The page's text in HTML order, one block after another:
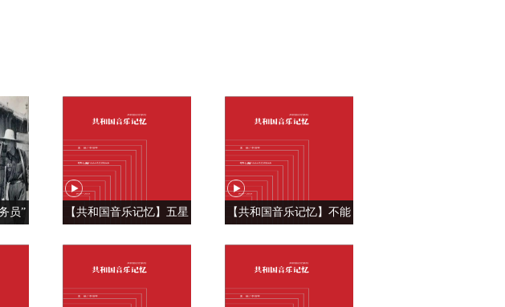
员”
【共和国音乐记忆】五星
《红旗飘飘》
【共和国音乐记忆】不能
原》